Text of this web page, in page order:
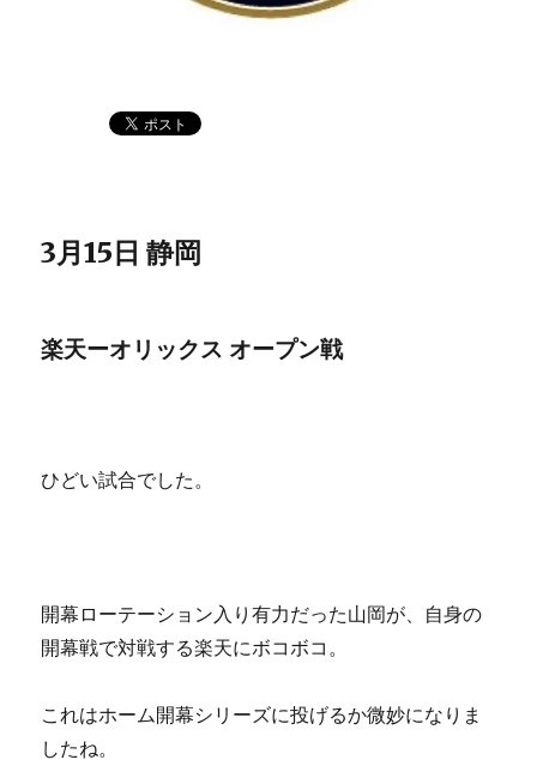
3月15日 静岡
楽天ーオリックス オープン戦
ひどい試合でした。
開幕ローテーション入り有力だった山岡が、自身の
開幕戦で対戦する楽天にボコボコ。
これはホーム開幕シリーズに投げるか微妙になりま
したね。